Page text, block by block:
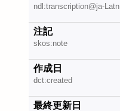
ndl:transcription@ja-Latn
注記
skos:note
作成日
dct:created
最終更新日